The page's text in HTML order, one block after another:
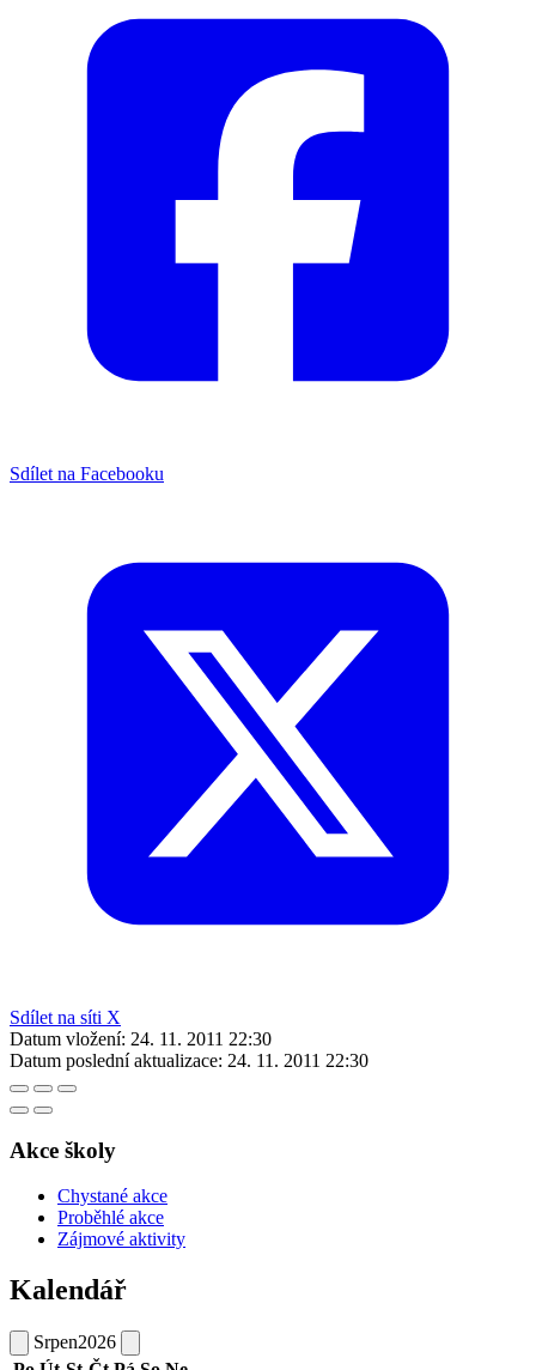
Sdílet na Facebooku
Sdílet na síti X
Datum vložení: 24. 11. 2011 22:30
Datum poslední aktualizace: 24. 11. 2011 22:30
Akce školy
Chystané akce
Proběhlé akce
Zájmové aktivity
Kalendář
Srpen2026